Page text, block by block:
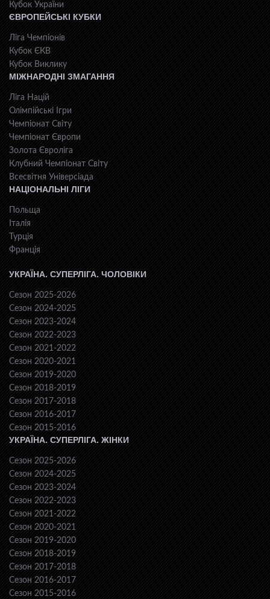
Кубок України
ЄВРОПЕЙСЬКІ КУБКИ
Ліга Чемпіонів
Кубок ЄКВ
Кубок Виклику
МІЖНАРОДНІ ЗМАГАННЯ
Ліга Націй
Олімпійські Ігри
Чемпіонат Світу
Чемпіонат Європи
Золота Євроліга
Клубний Чемпіонат Світу
Всесвiтня Унiверсiaда
НАЦІОНАЛЬНІ ЛІГИ
Польща
Італія
Турція
Франція
УКРАЇНА. СУПЕРЛІГА. ЧОЛОВІКИ
Сезон 2025-2026
Сезон 2024-2025
Сезон 2023-2024
Сезон 2022-2023
Сезон 2021-2022
Сезон 2020-2021
Сезон 2019-2020
Сезон 2018-2019
Сезон 2017-2018
Сезон 2016-2017
Сезон 2015-2016
УКРАЇНА. СУПЕРЛІГА. ЖІНКИ
Сезон 2025-2026
Сезон 2024-2025
Сезон 2023-2024
Сезон 2022-2023
Сезон 2021-2022
Сезон 2020-2021
Сезон 2019-2020
Сезон 2018-2019
Сезон 2017-2018
Сезон 2016-2017
Сезон 2015-2016